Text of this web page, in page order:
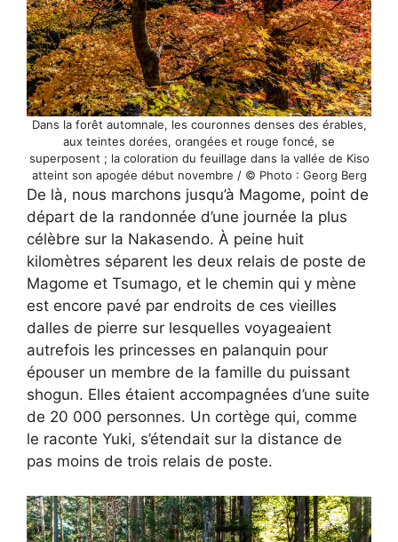
Dans la forêt automnale, les couronnes denses des érables,
aux teintes dorées, orangées et rouge foncé, se
superposent ; la coloration du feuillage dans la vallée de Kiso
atteint son apogée début novembre / © Photo : Georg Berg
De là, nous marchons jusqu’à Magome, point de
départ de la randonnée d’une journée la plus
célèbre sur la Nakasendo. À peine huit
kilomètres séparent les deux relais de poste de
Magome et Tsumago, et le chemin qui y mène
est encore pavé par endroits de ces vieilles
dalles de pierre sur lesquelles voyageaient
autrefois les princesses en palanquin pour
épouser un membre de la famille du puissant
shogun. Elles étaient accompagnées d’une suite
de 20 000 personnes. Un cortège qui, comme
le raconte Yuki, s’étendait sur la distance de
pas moins de trois relais de poste.